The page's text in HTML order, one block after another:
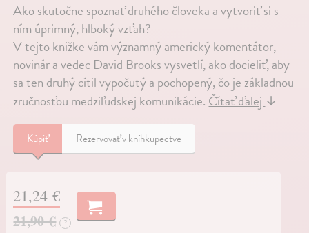
Ako skutočne spoznať druhého človeka a vytvoriť si s
ním úprimný, hlboký vzťah?
V tejto knižke vám významný americký komentátor,
novinár a vedec David Brooks vysvetlí, ako docieliť, aby
sa ten druhý cítil vypočutý a pochopený, čo je základnou
zručnosťou medziľudskej komunikácie.Čítať ďalej↓
Kúpiť Rezervovať v kníhkupectve
21,24 €
21,90 €
?